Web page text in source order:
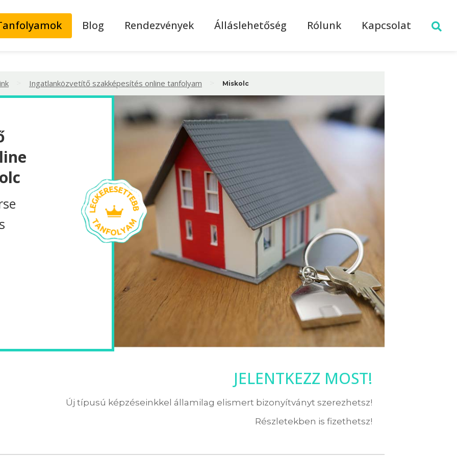
Blog Rendezvények Álláslehetőség Rólunk Kapcsolat
Ingatlanközvetítő szakképesítés online tanfolyam Miskolc
JELENTKEZZ MOST!
Új típusú képzéseinkkel államilag elismert bizonyítványt szerezhetsz!
Részletekben is fizethetsz!